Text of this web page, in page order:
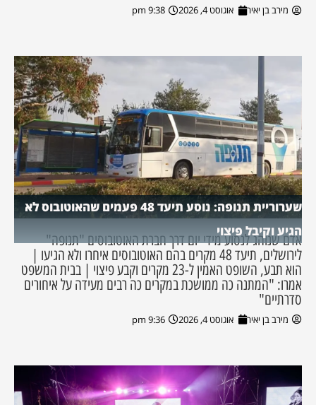
מירב בן יאיר אוגוסט 4, 2026 9:38 pm
שערוריית תנופה: נוסע תיעד 48 פעמים שהאוטובוס לא
הגיע וקיבל פיצוי
אדם שנוהג לנסוע מידי יום דרך חברת האוטובוסים "תנופה"
לירושלים, תיעד 48 מקרים בהם האוטובוסים איחרו ולא הגיעו |
הוא תבע, השופט האמין ל-23 מקרים וקבע פיצוי | בבית המשפט
אמרו: "המתנה כה ממושכת במקרים כה רבים מעידה על איחורים
סדרתיים"
מירב בן יאיר אוגוסט 4, 2026 9:36 pm